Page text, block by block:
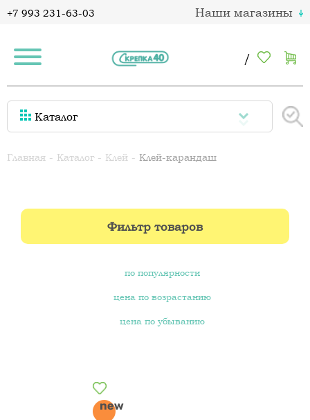
+7 993 231-63-03 Наши магазины
/
Каталог
Главная Каталог Клей Клей-карандаш
Фильтр товаров
по популярности
цена по возрастанию
цена по убыванию